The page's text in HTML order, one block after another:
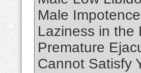
Male
Laziness in the
Premature
Cannot Satisfy